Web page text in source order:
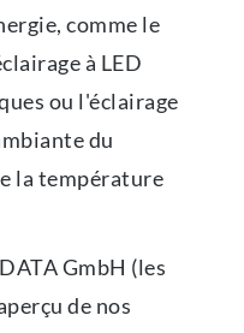
comme le
à LED
ou l'éclairage
du
la température
GmbH (les
de nos